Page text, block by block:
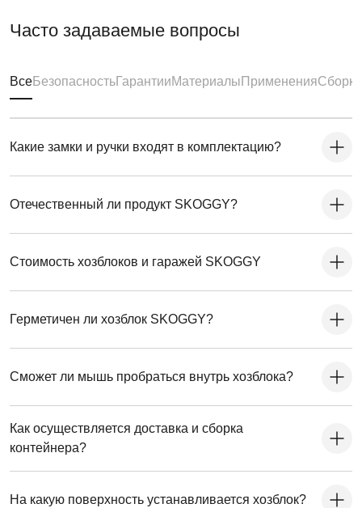
Часто задаваемые вопросы
ВсеБезопасностьГарантииМатериалы ПримененияСборка
Какие замки и ручки входят в комплектацию?
Отечественный ли продукт SKOGGY?
Стоимость хозблоков и гаражей SKOGGY
Герметичен ли хозблок SKOGGY?
Сможет ли мышь пробраться внутрь хозблока?
Как осуществляется доставка и сборка
контейнера?
На какую поверхность устанавливается хозблок?